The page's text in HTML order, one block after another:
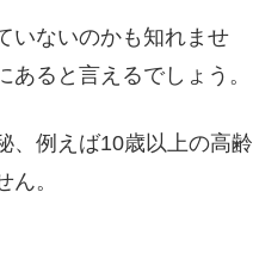
いないのかも知れませ
ると言えるでしょう。
、例えば10歳以上の高齢
。